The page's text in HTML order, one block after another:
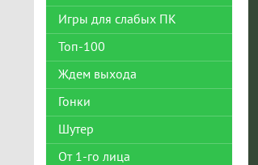
Игры для слабых ПК
Топ-100
Ждем выхода
Гонки
Шутер
От 1-го лица